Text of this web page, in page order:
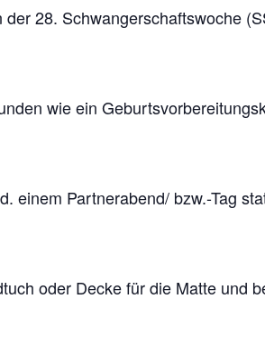
28. Schwangerschaftswoche
wie ein
einem Partnerabend/ bzw.-Tag
oder Decke für die Matte und